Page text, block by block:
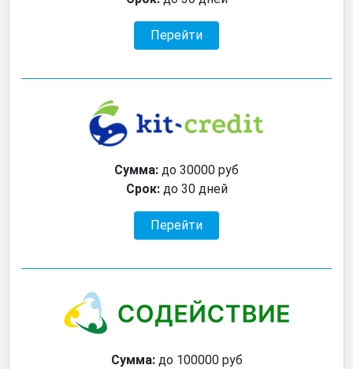
Перейти
Сумма: до 30000 руб
Срок:до 30 дней
Перейти
Сумма:до 100000 руб